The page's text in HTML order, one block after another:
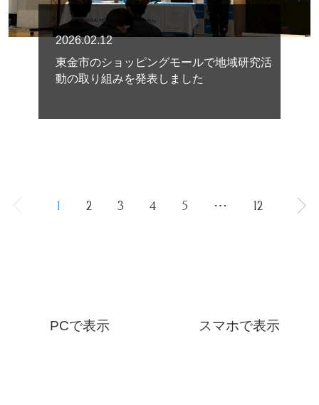
2026.02.12
東金市のショッピングモールで地域研究活
動の取り組みを発表しました
1 2 3 4 5 ⋯ 12
PCで表示 スマホで表示